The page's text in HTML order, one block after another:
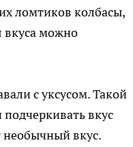
ломтиков колбасы,
вкуса можно
с уксусом. Такой
вкус
необычный вкус.